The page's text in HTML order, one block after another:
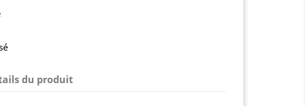
du produit